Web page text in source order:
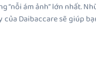
ám ảnh” lớn nhất.
Daibaccare sẽ giúp